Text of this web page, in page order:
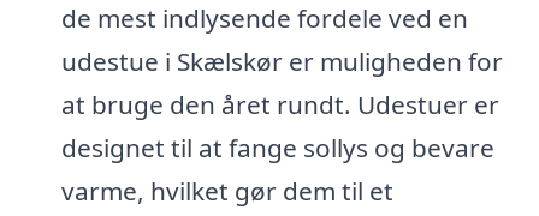
de mest indlysende fordele ved en
udestue i Skælskør er muligheden for
at bruge den året rundt. Udestuer er
designet til at fange sollys og bevare
varme, hvilket gør dem til et